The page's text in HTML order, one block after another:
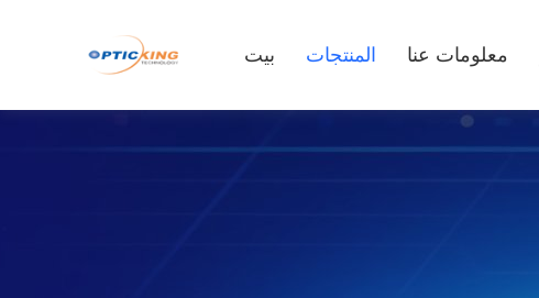
بيت المنتجات معلومات عنا